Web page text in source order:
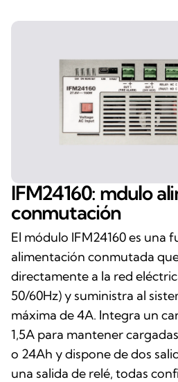
IFM24160: mdulo
conmutación
El módulo IFM24160 es una
alimentación conmutada
directamente a la red
50/60Hz) y suministra al
máxima de 4A. Integra un
1,5A para mantener
o 24Ah y dispone de dos
una salida de relé, todas